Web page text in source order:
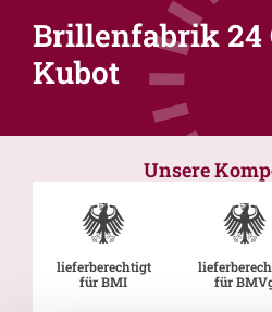
Brillenfabrik 24
Kubot
Unsere
lieferberechtigt
für BMI
für